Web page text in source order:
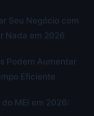
Seu Negócio com
Nada em 2026
Podem Aumentar
Eficiente
MEI em 2026: